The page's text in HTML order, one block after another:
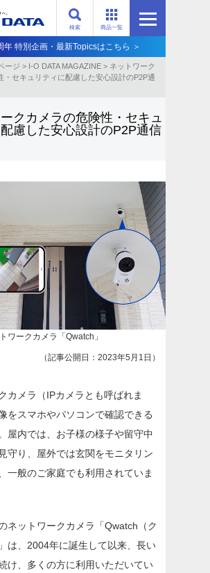
商品一覧
検索
年 特別企画・最新Topicsはこちら ＞
ージ > I-O DATA MAGAZINE > ネットワーク
・セキュリティに配慮した安心設計のP2P通
クカメラの危険性・セキュ
慮した安心設計のP2P通信
ワークカメラ「Qwatch」
（記事公開日：2023年5月1日）
カメラ（IPカメラとも呼ばれま
をスマホやパソコンで確認できる
屋内では、お子様の様子や留守中
守り、屋外では玄関をモニタリン
一般のご家庭でも利用されていま
ネットワークカメラ「Qwatch（ク
は、2004年に誕生して以来、長い
け、多くの方に利用いただいてい